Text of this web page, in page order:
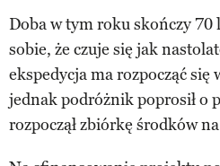
Doba w tym roku skończy 70
sobie, że czuje się jak
ekspedycja ma rozpocząć się
jednak podróżnik poprosił o
rozpoczął zbiórkę środków